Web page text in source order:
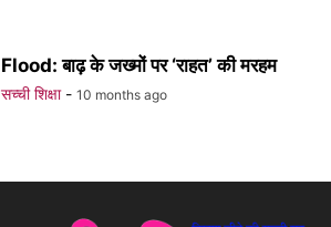
Flood: बाढ़ के जख्मों पर ‘राहत’ की मरहम
सच्ची शिक्षा - 10 months ago